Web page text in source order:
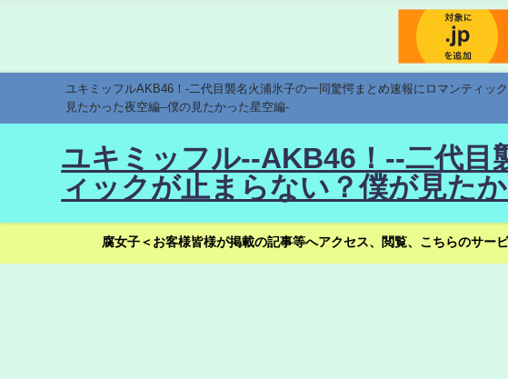
ユキミッフルAKB46！-二代目襲名火浦氷子の一同驚愕まとめ速報にロマンティ
見たかった夜空編--僕の見たかった星空編-
ユキミッフル--AKB46！--二代目
ィックが止まらない？僕が見た
腐女子＜お客様皆様が掲載の記事等へアクセス、閲覧、こちらのサー